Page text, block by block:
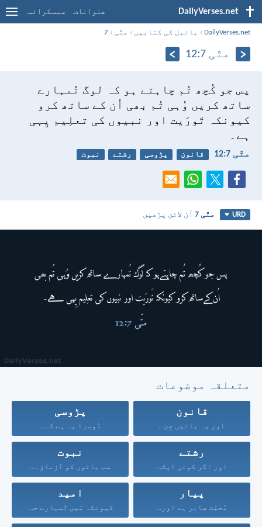
DailyVerses.net عنوانات سبسکرائب
DailyVerses.net
› بائبل کی کتابیں › متّی ›
7
متّی 7:‏12
پس جو کُچھ تُم چاہتے ہو کہ لوگ تُمہارے
ساتھ کریں وُہی تُم بھی اُن کے ساتھ کرو
کیونکہ تَورَیت اور نبیوں کی تعلِیم یِہی
ہے۔
متّی 7:‏12 قانون پڑوسی رشتے نبوت
URD متّی 7 آن لائن پڑھیں
متعلقہ موضوعات
قانون
اور یہ باتیں جِن...
پڑوسی
دُوسرا یہ ہے کہ...
رشتے
اور اگر کوئی ایک...
نبوت
سب باتوں کو آزماؤ۔...
پیار
مُحبّت صابِر ہے اور...
امید
کیونکہ مَیں تُمہارے حق...